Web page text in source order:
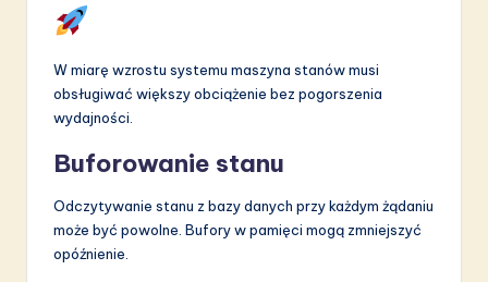
W miarę wzrostu systemu maszyna stanów musi
obsługiwać większy obciążenie bez pogorszenia
wydajności.
Buforowanie stanu
Odczytywanie stanu z bazy danych przy każdym żądaniu
może być powolne. Bufory w pamięci mogą zmniejszyć
opóźnienie.